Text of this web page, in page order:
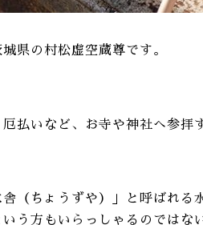
県の村松虚空蔵尊です。
払いなど、お寺や神社へ参拝
舎（ちょうずや）」と呼ばれ
う方もいらっしゃるのではな